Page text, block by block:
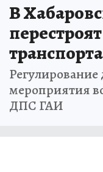
В
мероприятия
ДПС ГАИ